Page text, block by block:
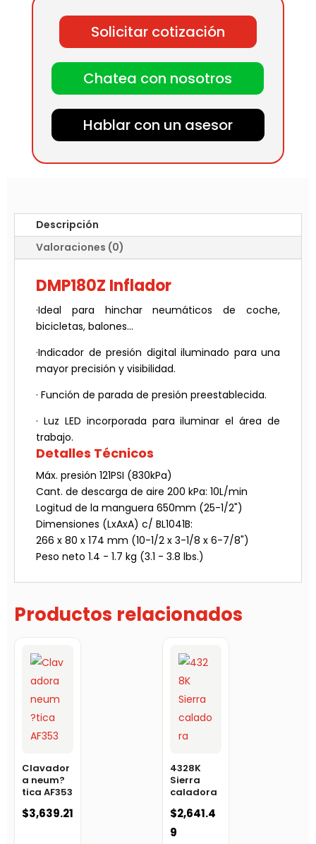
Solicitar cotización
Chatea con nosotros
Hablar con un asesor
Descripción
Valoraciones (0)
DMP180Z Inflador
·Ideal para hinchar neumáticos de coche,
bicicletas, balones...
·Indicador de presión digital iluminado para una
mayor precisión y visibilidad.
· Función de parada de presión preestablecida.
· Luz LED incorporada para iluminar el área de
trabajo.
Detalles Técnicos
Máx. presión 121PSI (830kPa)
Cant. de descarga de aire 200 kPa: 10L/min
Logitud de la manguera 650mm (25-1/2")
Dimensiones (LxAxA) c/ BL1041B:
266 x 80 x 174 mm (10-1/2 x 3-1/8 x 6-7/8")
Peso neto 1.4 - 1.7 kg (3.1 - 3.8 lbs.)
Productos relacionados
Clavador
a neum?
tica AF353
$3,639.21
4328K
Sierra
caladora
$2,641.4
9